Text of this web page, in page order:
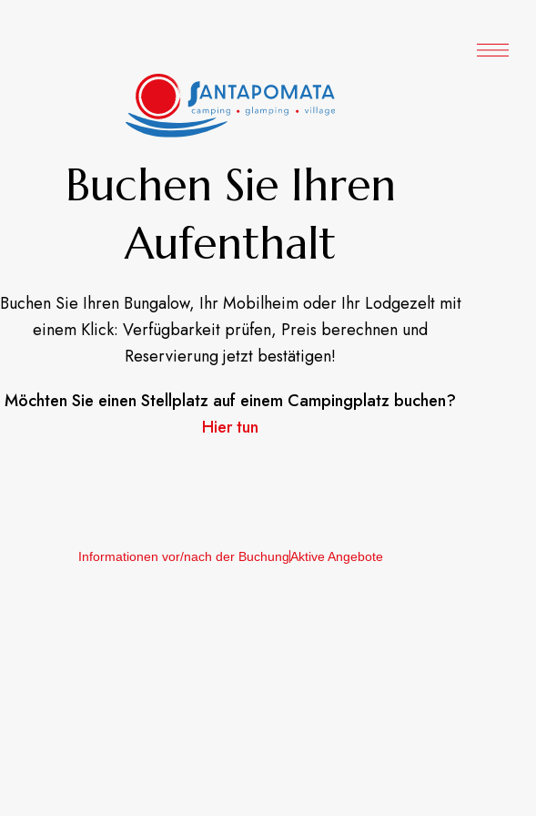
Buchen Sie Ihren
Aufenthalt
Buchen Sie Ihren Bungalow, Ihr Mobilheim oder Ihr Lodgezelt mit
einem Klick: Verfügbarkeit prüfen, Preis berechnen und
Reservierung jetzt bestätigen!
Möchten Sie einen Stellplatz auf einem Campingplatz buchen?
Hier tun
Informationen vor/nach der BuchungAktive Angebote